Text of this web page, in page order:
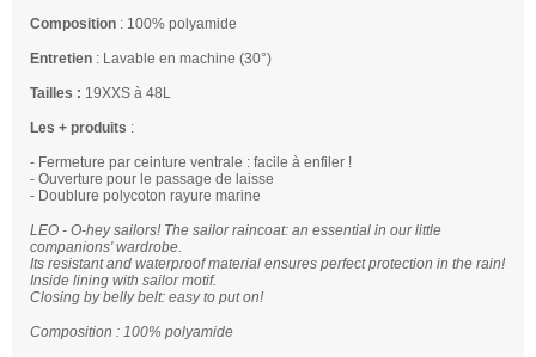
Composition : 100% polyamide
Entretien : Lavable en machine (30°)
Tailles : 19XXS à 48L
Les + produits :
- Fermeture par ceinture ventrale : facile à enfiler !
- Ouverture pour le passage de laisse
- Doublure polycoton rayure marine
LEO - O-hey sailors! The sailor raincoat: an essential in our little
companions' wardrobe.
Its resistant and waterproof material ensures perfect protection in the rain!
Inside lining with sailor motif.
Closing by belly belt: easy to put on!
Composition : 100% polyamide